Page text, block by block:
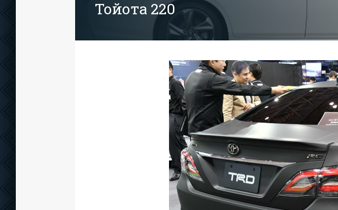
Тойота 220